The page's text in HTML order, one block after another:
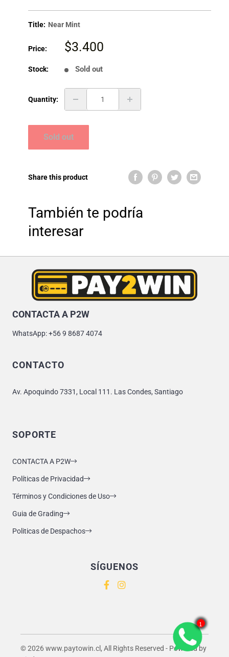
Title: Near Mint
Price:
Sale
$3.400
Stock: Sold out
Quantity:
Sold out
Share this product
También te podría
interesar
CONTACTA A P2W
WhatsApp: +56 9 8687 4074
CONTACTO
Av. Apoquindo 7331, Local 111. Las Condes, Santiago
SOPORTE
CONTACTA A P2W
Políticas de Privacidad
Términos y Condiciones de Uso
Guia de Grading
Politicas de Despachos
SÍGUENOS
© 2026 www.paytowin.cl, All Rights Reserved - Powered by
1